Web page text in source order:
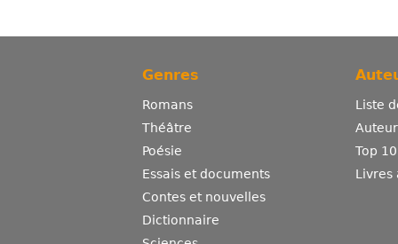
Genres
Romans
Théâtre
Poésie
Essais et documents
Contes et nouvelles
Dictionnaire
Liste
Top
Livres